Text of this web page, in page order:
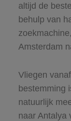
altijd de
behulp van
Amsterdam
Vliegen
bestemming
natuurlijk
naar Antalya